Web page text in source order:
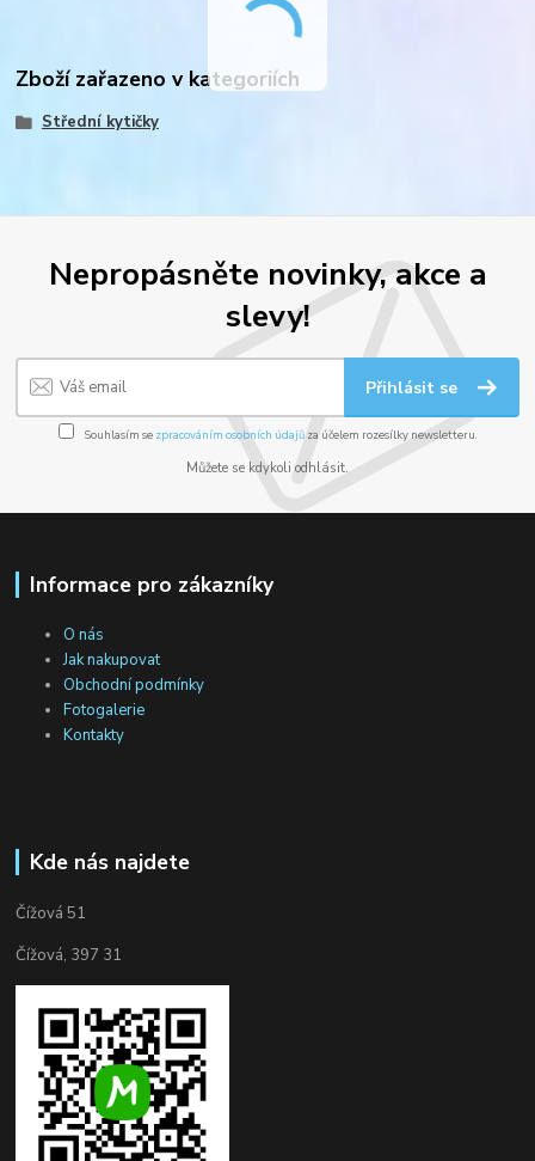
Zboží zařazeno v kategoriích
Střední kytičky
Nepropásněte novinky, akce a
slevy!
Přihlásit se
Souhlasím se zpracováním osobních údajůza účelem rozesílky newsletteru.
Můžete se kdykoli odhlásit.
Informace pro zákazníky
O nás
Jak nakupovat
Obchodní podmínky
Fotogalerie
Kontakty
Kde nás najdete
Čížová 51
Čížová, 397 31